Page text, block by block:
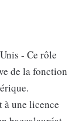
- Ce rôle
de la fonction
à une licence